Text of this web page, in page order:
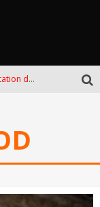
Chevrotines 2025 - Présentation de l'épreuve
Omloop 2025 - Présentation de l'épreuve
Spa 2025 - Présentation de l'épreuve